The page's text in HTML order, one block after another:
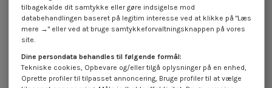
tilbagekalde dit samtykke eller gøre indsigelse mod
databehandlingen baseret på legitim interesse ved at klikke på "Læs
mere →" eller ved at bruge samtykkeforvaltningsknappen på vores
site.
Dine persondata behandles til følgende formål:
Tekniske cookies, Opbevare og/eller tilgå oplysninger på en enhed,
Oprette profiler til tilpasset annoncering, Bruge profiler til at vælge